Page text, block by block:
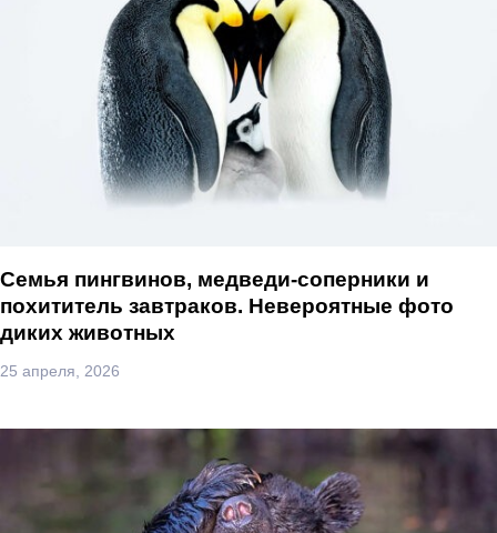
Семья пингвинов, медведи-соперники и
похититель завтраков. Невероятные фото
диких животных
25 апреля, 2026